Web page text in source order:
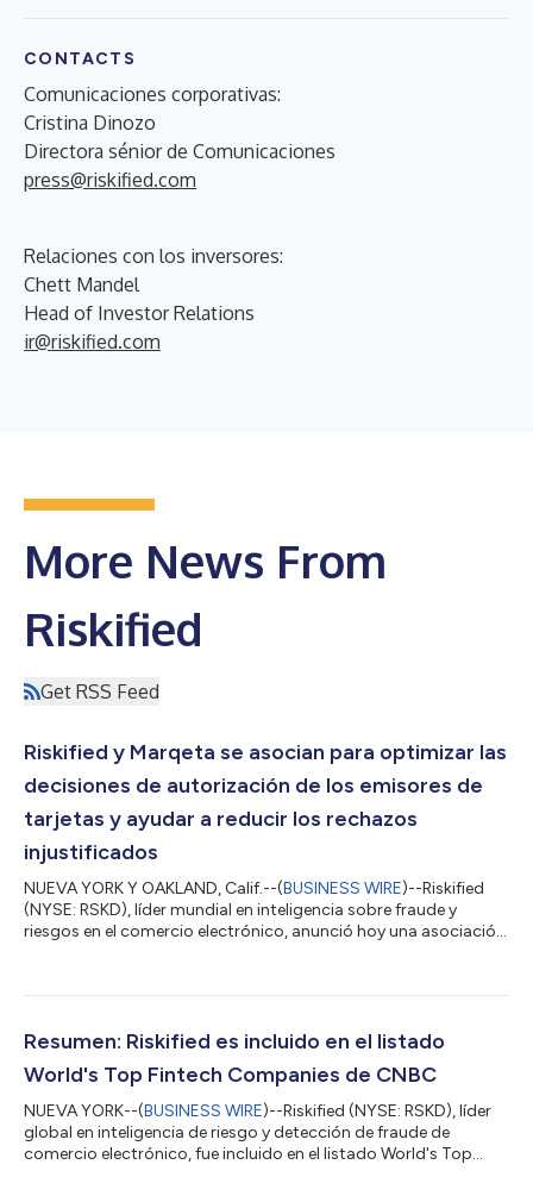
CONTACTS
Comunicaciones corporativas:
Cristina Dinozo
Directora sénior de Comunicaciones
press@riskified.com
Relaciones con los inversores:
Chett Mandel
Head of Investor Relations
ir@riskified.com
More News From
Riskified
Get RSS Feed
Riskified y Marqeta se asocian para optimizar las
decisiones de autorización de los emisores de
tarjetas y ayudar a reducir los rechazos
injustificados
NUEVA YORK Y OAKLAND, Calif.--(BUSINESS WIRE)--Riskified
(NYSE: RSKD), líder mundial en inteligencia sobre fraude y
riesgos en el comercio electrónico, anunció hoy una asociación
de la plataforma de Marqeta acceso a la inteligencia de riesgo
emisores a tomar decisiones de autorización más precisas,
Resumen: Riskified es incluido en el listado
World's Top Fintech Companies de CNBC
NUEVA YORK--(BUSINESS WIRE)--Riskified (NYSE: RSKD), líder
global en inteligencia de riesgo y detección de fraude de
comercio electrónico, fue incluido en el listado World's Top